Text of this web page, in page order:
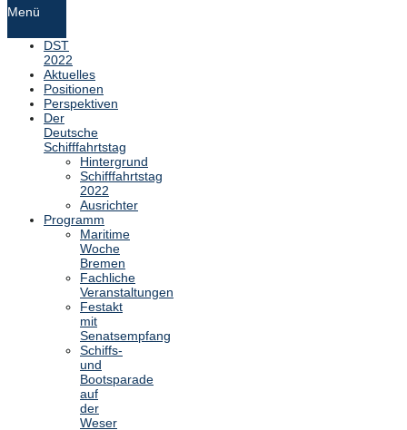
Menü
DST
2022
Aktuelles
Positionen
Perspektiven
Der
Deutsche
Schifffahrtstag
Hintergrund
Schifffahrtstag
2022
Ausrichter
Programm
Maritime
Woche
Bremen
Fachliche
Veranstaltungen
Festakt
mit
Senatsempfang
Schiffs-
und
Bootsparade
auf
der
Weser